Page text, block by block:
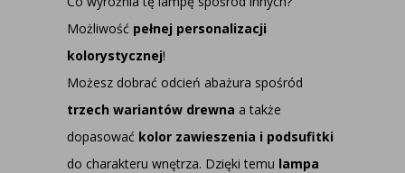
Możliwość pełnej personalizacji
kolorystycznej!
Możesz dobrać odcień abażura spośród
trzech wariantów drewna a także
dopasować kolor zawieszenia i podsufitki
do charakteru wnętrza. Dzięki temu lampa